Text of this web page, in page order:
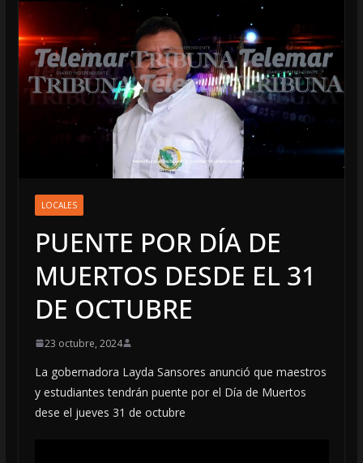
LOCALES
PUENTE POR DÍA DE
MUERTOS DESDE EL 31
DE OCTUBRE
23 octubre, 2024
La gobernadora Layda Sansores anunció que maestros
y estudiantes tendrán puente por el Día de Muertos
dese el jueves 31 de octubre